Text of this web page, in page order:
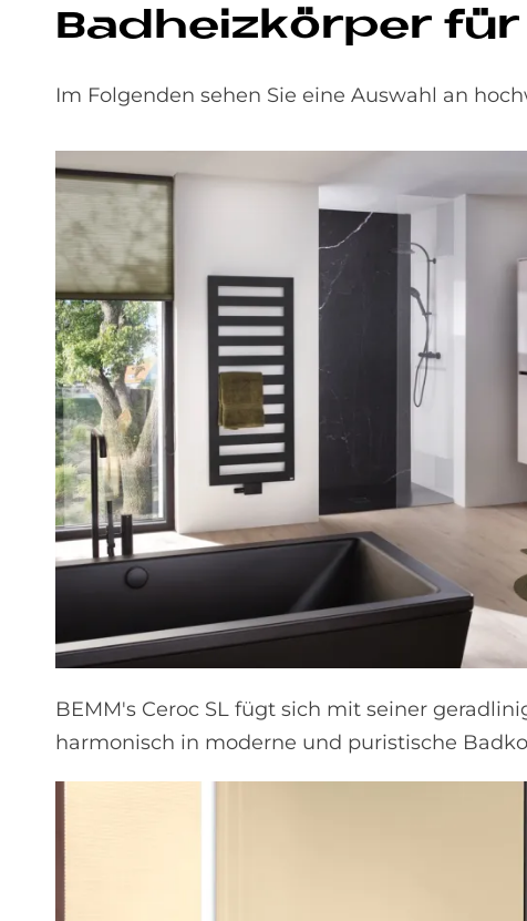
Bad­heiz­kör­per für
Im Folgenden sehen Sie eine Auswahl an
BEMM's Ceroc SL fügt sich mit seiner
harmonisch in moderne und puristische